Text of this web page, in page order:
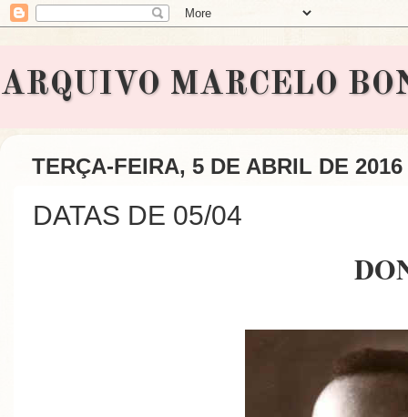
ARQUIVO MARCELO
TERÇA-FEIRA, 5 DE ABRIL DE 2016
DATAS DE 05/04